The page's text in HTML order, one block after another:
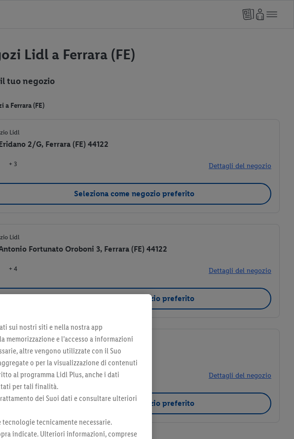
Lidl a Ferrara (FE)
tuo negozio
a Ferrara (FE)
Lidl
2/G, Ferrara (FE) 44122
+ 3 Dettagli del negozio
Seleziona come negozio preferito
Lidl
Fortunato Oroboni 3, Ferrara (FE) 44122
+ 4 Dettagli del negozio
Seleziona come negozio preferito
Lidl
Ungarelli 9, Ferrara (FE) 44122
+ 6 Dettagli del negozio
Seleziona come negozio preferito
sui nostri siti e nella nostra app
e l’accesso a informazioni
altre vengono utilizzate con il Suo
o per la visualizzazione di contenuti
al programma Lidl Plus, anche i dati
per tali finalità.
dei Suoi dati e consultare ulteriori
tecnicamente necessarie.
indicate. Ulteriori informazioni, comprese